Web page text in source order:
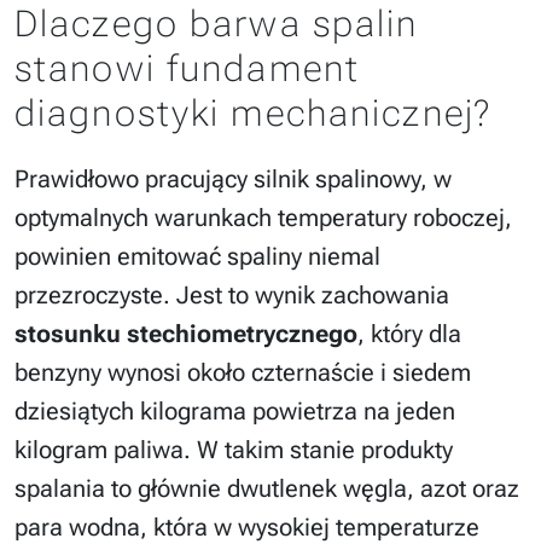
Dlaczego barwa spalin
stanowi fundament
diagnostyki mechanicznej?
Prawidłowo pracujący silnik spalinowy, w
optymalnych warunkach temperatury roboczej,
powinien emitować spaliny niemal
przezroczyste. Jest to wynik zachowania
stosunku stechiometrycznego, który dla
benzyny wynosi około czternaście i siedem
dziesiątych kilograma powietrza na jeden
kilogram paliwa. W takim stanie produkty
spalania to głównie dwutlenek węgla, azot oraz
para wodna, która w wysokiej temperaturze